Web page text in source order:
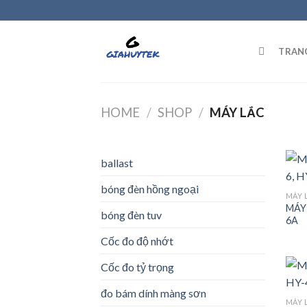
to
HOME / SHOP / MÁY LẮC
ballast
bóng đèn hồng ngoại
bóng đèn tuv
Cốc đo độ nhớt
Cốc đo tỷ trọng
đo bám dính màng sơn
MÁY
6A
MÁY